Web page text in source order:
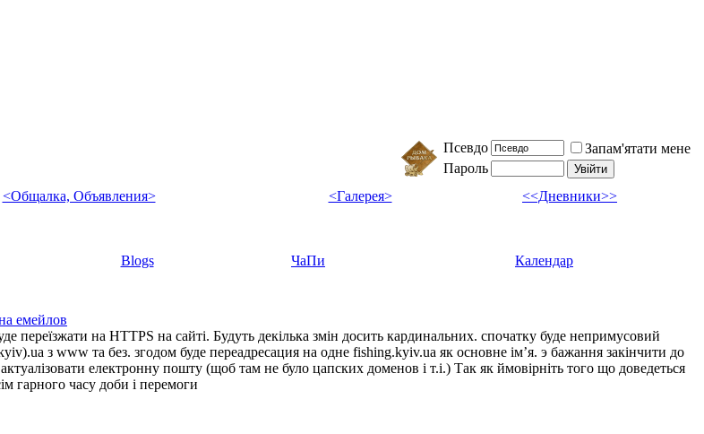
Псевдо
Запам'ятати мене
Пароль
<Общалка, Объявления> <Галерея> <<Дневники>>
Blogs ЧаПи Календар
емейлов
на HTTPS на сайті. Будуть декілька змін досить кардинальних. спочатку буде непримусовий
з www та без. згодом буде переадресация на одне fishing.kyiv.ua як основне імʼя. э бажання закінчити до
електронну пошту (щоб там не було цапских доменов і т.і.) Так як ймовірніть того що доведеться
гарного часу доби і перемоги